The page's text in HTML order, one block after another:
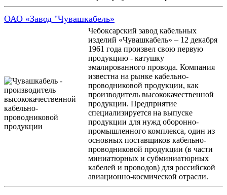
ОАО «Завод "Чувашкабель»
Чебоксарский завод кабельных
изделий «Чувашкабель» – 12 декабря
1961 года произвел свою первую
продукцию - катушку
эмалированного провода. Компания
известна на рынке кабельно-
проводниковой продукции, как
производитель высококачественной
продукции. Предприятие
специализируется на выпуске
продукции для нужд оборонно-
промышленного комплекса, один из
основных поставщиков кабельно-
проводниковой продукции (в части
миниатюрных и субминиатюрных
кабелей и проводов) для российской
авиационно-космической отрасли.